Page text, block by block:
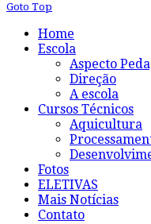
Goto Top
Home
Escola
Aspecto
Direção
A escola
Cursos Técnicos
Aquicultura
Fotos
ELETIVAS
Mais Notícias
Contato